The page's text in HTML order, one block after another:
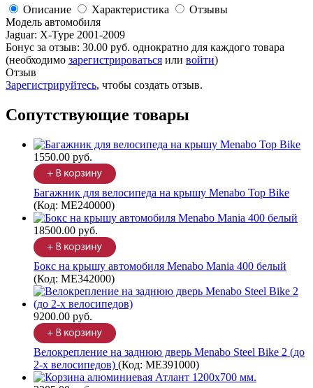
Описание Характеристика
Отзывы
Модель автомобиля
Jaguar: X-Type 2001-2009
Бонус за отзыв: 30.00 руб. однократно для каждого товара
(необходимо зарегистрироваться или войти)
Отзыв
Зарегистрируйтесь, чтобы создать отзыв.
Сопутствующие товары
1550.00 руб.
Багажник для велосипеда на крышу Menabo Top Bike
(Код: ME240000)
18500.00 руб.
Бокс на крышу автомобиля Menabo Mania 400 белый
(Код: ME342000)
9200.00 руб.
Велокрепление на заднюю дверь Menabo Steel Bike 2 (до
2-х велосипедов) (Код: ME391000)